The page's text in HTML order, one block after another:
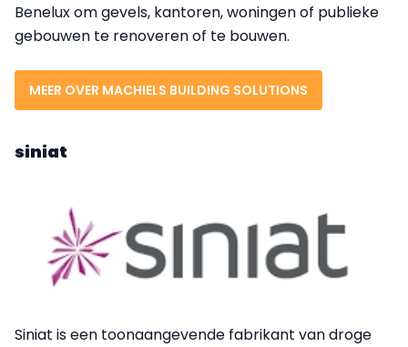
Benelux om gevels, kantoren, woningen of publieke
gebouwen te renoveren of te bouwen.
MEER OVER MACHIELS BUILDING SOLUTIONS
siniat
Siniat is een toonaangevende fabrikant van droge